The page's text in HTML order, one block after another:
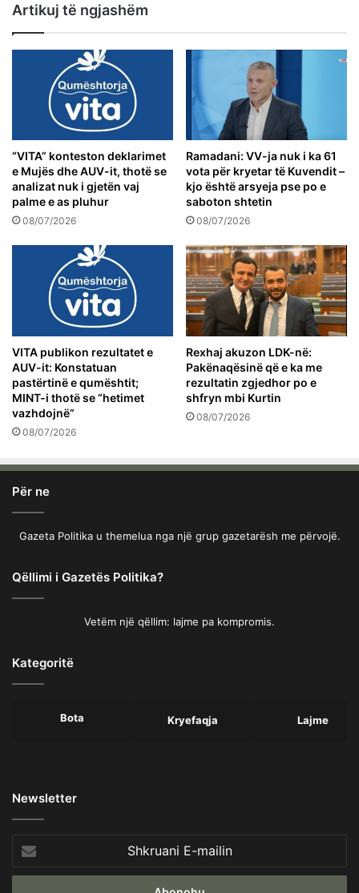
Artikuj të ngjashëm
“VITA” konteston deklarimet
e Mujës dhe AUV-it, thotë se
analizat nuk i gjetën vaj
palme e as pluhur
08/07/2026
Ramadani: VV-ja nuk i ka 61
vota për kryetar të Kuvendit –
kjo është arsyeja pse po e
saboton shtetin
08/07/2026
VITA publikon rezultatet e
AUV-it: Konstatuan
pastërtinë e qumështit;
MINT-i thotë se “hetimet
vazhdojnë”
08/07/2026
Rexhaj akuzon LDK-në:
Pakënaqësinë që e ka me
rezultatin zgjedhor po e
shfryn mbi Kurtin
08/07/2026
Për ne
Gazeta Politika u themelua nga një grup gazetarësh me përvojë.
Qëllimi i Gazetës Politika?
Vetëm një qëllim: lajme pa kompromis.
Kategoritë
Bota Kryefaqja Lajme
Newsletter
E-
mailin